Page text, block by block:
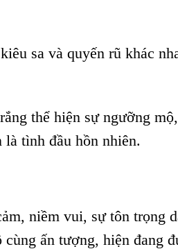
sa và quyến rũ khác
thể hiện sự ngưỡng
tình đầu hồn nhiên.
niềm vui, sự tôn trọng
ấn tượng, hiện đang